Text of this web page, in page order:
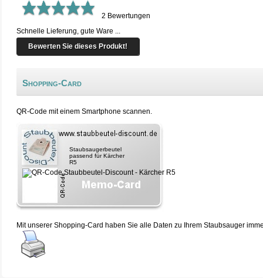
2 Bewertungen
Schnelle Lieferung, gute Ware ...
Bewerten Sie dieses Produkt!
Shopping-Card
QR-Code mit einem Smartphone scannen.
Staubsaugerbeutel
passend für Kärcher
R5
Mit unserer Shopping-Card haben Sie alle Daten zu Ihrem Staubsauger